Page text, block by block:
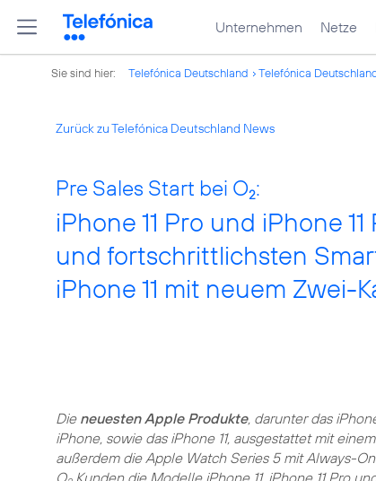
Unternehmen Netze
Sie sind hier: Telefónica Deutschland Telefónica
Zurück zu Telefónica Deutschland News
Pre Sales Start bei O2:
iPhone 11 Pro und iPhone
und fortschrittlichsten
iPhone 11 mit neuem Zwei-
Dieneuesten Apple Produkte, darunter das
iPhone, sowie das iPhone 11, ausgestattet mit
außerdem die Apple Watch Series 5 mit Always-
O Kunden die Modelle iPhone 11, iPhone 11 Pro